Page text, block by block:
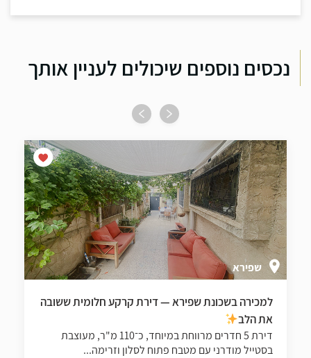
נכסים נוספים שיכולים לעניין אותך
שפירא
למכירה בשכונת שפירא — דירת קרקע חלומית ששובה
את הלב
דירת 5 חדרים מרווחת במיוחד, כ־110 מ"ר, מעוצבת
בסטייל מודרני עם מטבח פתוח לסלון וזרימה...